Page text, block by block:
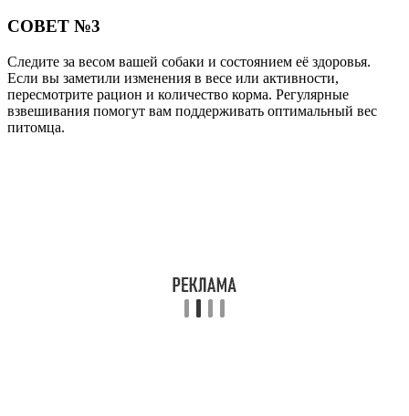
СОВЕТ №3
Следите за весом вашей собаки и состоянием её здоровья.
Если вы заметили изменения в весе или активности,
пересмотрите рацион и количество корма. Регулярные
взвешивания помогут вам поддерживать оптимальный вес
питомца.